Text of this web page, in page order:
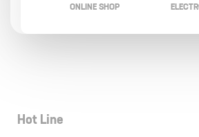
ONLINE SHOP
Hot Line